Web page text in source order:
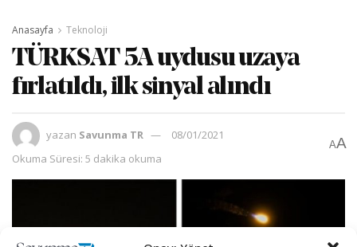
Anasayfa Teknoloji
TÜRKSAT 5A uydusu uzaya
fırlatıldı, ilk sinyal alındı
yazan Savunma TR
08/01/2021
Okuma Süresi: 5 dakika okuma
AA